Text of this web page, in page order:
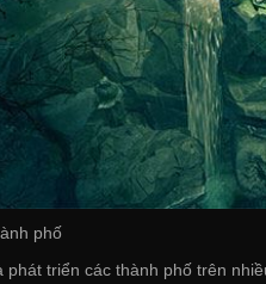
phố
phát triển các thành phố trên